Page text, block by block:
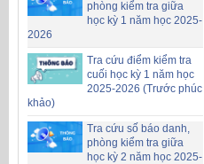
phòng kiểm tra giữa
học kỳ 1 năm học 2025-
2026
Tra cứu điểm kiểm tra
cuối học kỳ 1 năm học
2025-2026 (Trước phúc
khảo)
Tra cứu số báo danh,
phòng kiểm tra giữa
học kỳ 2 năm học 2025-